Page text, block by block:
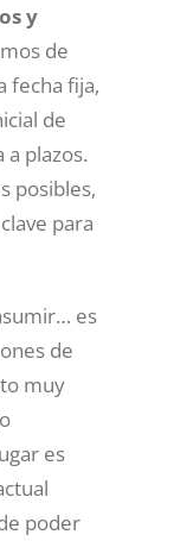
y
de
fecha fija,
de
plazos.
posibles,
para
es
de
muy
es
poder